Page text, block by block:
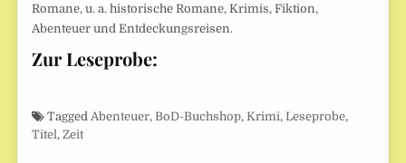
Romane, u. a. historische Romane, Krimis, Fiktion,
Abenteuer und Entdeckungsreisen.
Zur Leseprobe:
Tagged Abenteuer, BoD-Buchshop,Krimi,Leseprobe,
Titel , Zeit